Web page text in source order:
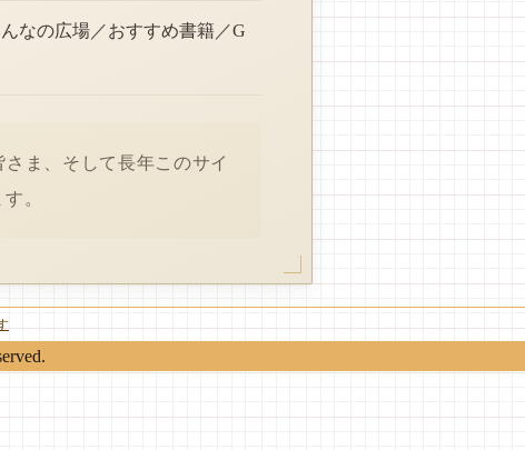
なの広場／おすすめ書籍／G
ま、そして長年このサイ
。